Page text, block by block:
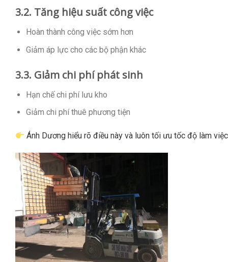
3.2. Tăng hiệu suất công việc
Hoàn thành công việc sớm hơn
Giảm áp lực cho các bộ phận khác
3.3. Giảm chi phí phát sinh
Hạn chế chi phí lưu kho
Giảm chi phí thuê phương tiện
Ánh Dương hiểu rõ điều này và luôn tối ưu tốc độ làm